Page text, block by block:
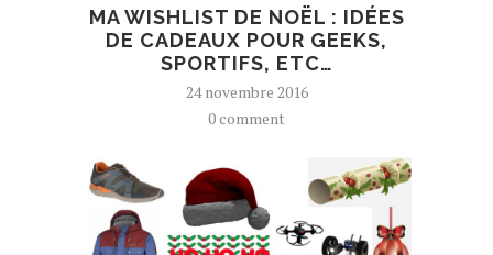
MA WISHLIST DE NOËL : IDÉES
DE CADEAUX POUR GEEKS,
SPORTIFS, ETC…
24 novembre 2016
0 comment